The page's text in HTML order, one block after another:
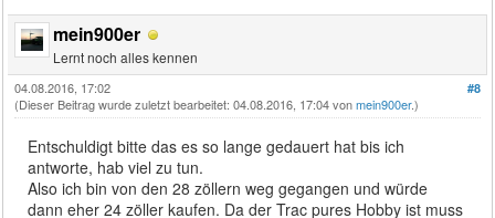
mein900er
Lernt noch alles kennen
#8
04.08.2016, 17:02
(Dieser Beitrag wurde zuletzt bearbeitet: 04.08.2016, 17:04 vonmein900er.)
Entschuldigt bitte das es so lange gedauert hat bis ich
antworte, hab viel zu tun.
Also ich bin von den 28 zöllern weg gegangen und würde
dann eher 24 zöller kaufen. Da der Trac pures Hobby ist muss